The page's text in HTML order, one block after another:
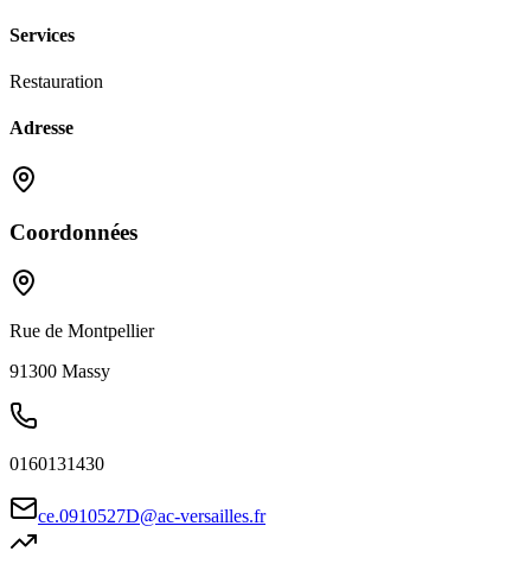
Services
Restauration
Adresse
Coordonnées
Rue de Montpellier
91300 Massy
0160131430
ce.0910527D@ac-versailles.fr